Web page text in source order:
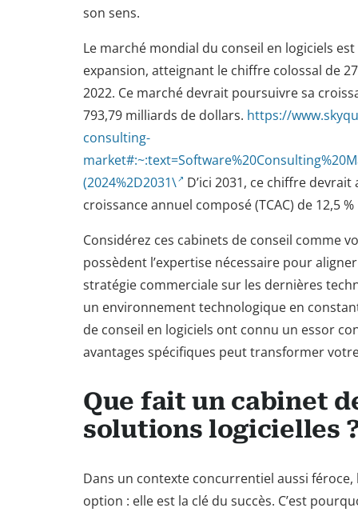
son sens.
Le marché mondial du conseil en logiciels
expansion, atteignant le chiffre colossal de
2022. Ce marché devrait poursuivre sa
793,79 milliards de dollars. https://
consulting-
(2024%2D2031\
D’ici 2031, ce chiffre
croissance annuel composé (TCAC) de 12,5
Considérez ces cabinets de conseil comme
possèdent l’expertise nécessaire pour
stratégie commerciale sur les dernières
un environnement technologique en
de conseil en logiciels ont connu un essor
avantages spécifiques peut transformer
Que fait un cabinet
solutions logicielles
Dans un contexte concurrentiel aussi féroce,
option : elle est la clé du succès. C’est